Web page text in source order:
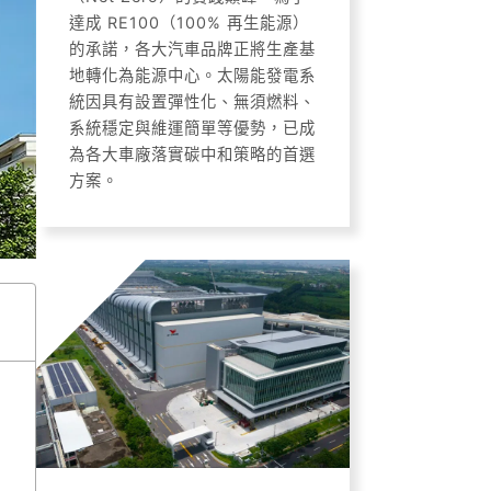
達成 RE100（100% 再生能源）
的承諾，各大汽車品牌正將生產基
地轉化為能源中心。太陽能發電系
統因具有設置彈性化、無須燃料、
系統穩定與維運簡單等優勢，已成
為各大車廠落實碳中和策略的首選
方案。